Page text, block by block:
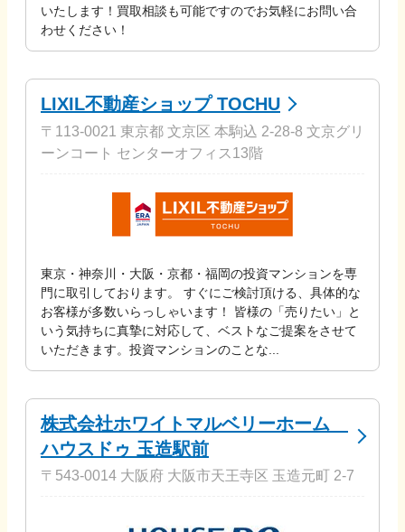
いたします！買取相談も可能ですのでお気軽にお問い合
わせください！
LIXIL不動産ショップ TOCHU
〒113-0021 東京都 文京区 本駒込 2-28-8 文京グリ
ーンコート センターオフィス13階
東京・神奈川・大阪・京都・福岡の投資マンションを専
門に取引しております。 すぐにご検討頂ける、具体的な
お客様が多数いらっしゃいます！ 皆様の「売りたい」と
いう気持ちに真摯に対応して、ベストなご提案をさせて
いただきます。投資マンションのことな...
株式会社ホワイトマルベリーホーム
ハウスドゥ 玉造駅前
〒543-0014 大阪府 大阪市天王寺区 玉造元町 2-7